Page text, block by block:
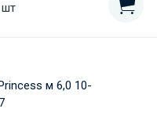
шт
м 6,0 10-